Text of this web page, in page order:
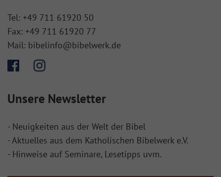
Tel: +49 711 61920 50
Fax: +49 711 61920 77
Mail: bibelinfo@bibelwerk.de
Unsere Newsletter
- Neuigkeiten aus der Welt der Bibel
- Aktuelles aus dem Katholischen Bibelwerk e.V.
- Hinweise auf Seminare, Lesetipps uvm.